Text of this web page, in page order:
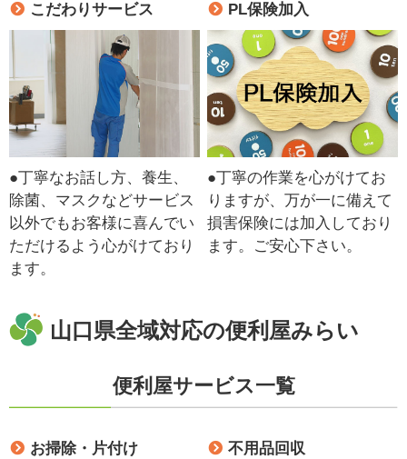
こだわりサービス
●丁寧なお話し方、養生、
除菌、マスクなどサービス
以外でもお客様に喜んでい
ただけるよう心がけており
ます。
PL保険加入
●丁寧の作業を心がけてお
りますが、万が一に備えて
損害保険には加入しており
ます。ご安心下さい。
山口県全域対応の便利屋みらい
便利屋サービス一覧
お掃除・片付け 不用品回収